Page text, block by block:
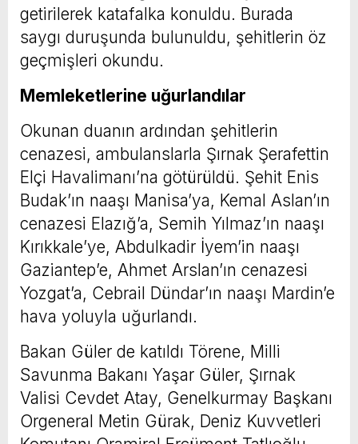
getirilerek katafalka konuldu. Burada
saygı duruşunda bulunuldu, şehitlerin öz
geçmişleri okundu.
Memleketlerine uğurlandılar
Okunan duanın ardından şehitlerin
cenazesi, ambulanslarla Şırnak Şerafettin
Elçi Havalimanı’na götürüldü. Şehit Enis
Budak’ın naaşı Manisa’ya, Kemal Aslan’ın
cenazesi Elazığ’a, Semih Yılmaz’ın naaşı
Kırıkkale’ye, Abdulkadir İyem’in naaşı
Gaziantep’e, Ahmet Arslan’ın cenazesi
Yozgat’a, Cebrail Dündar’ın naaşı Mardin’e
hava yoluyla uğurlandı.
Bakan Güler de katıldı Törene, Milli
Savunma Bakanı Yaşar Güler, Şırnak
Valisi Cevdet Atay, Genelkurmay Başkanı
Orgeneral Metin Gürak, Deniz Kuvvetleri